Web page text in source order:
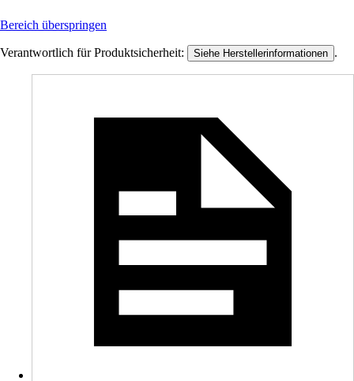
Bereich überspringen
Verantwortlich für Produktsicherheit: Siehe Herstellerinformationen .